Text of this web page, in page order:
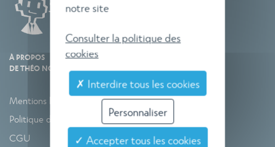
À PROPOS
DE THÉO NORME
Mentions légales
Politique de confidentialité
CGU
notre site
Consulter la politique des
cookies
✗ Interdire tous les cookies
Personnaliser
✓ Accepter tous les cookies